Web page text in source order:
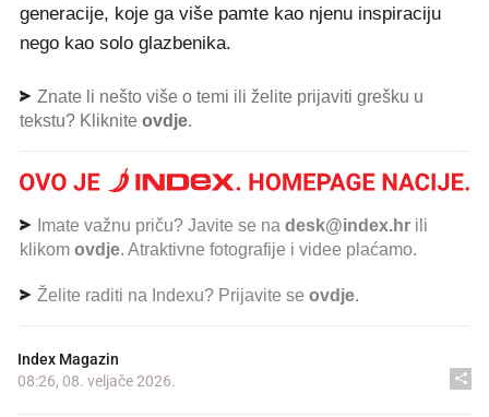
generacije, koje ga više pamte kao njenu inspiraciju
nego kao solo glazbenika.
Znate li nešto više o temi ili želite prijaviti grešku u
tekstu? Kliknite ovdje.
Imate važnu priču? Javite se na desk@index.hr ili
klikom ovdje. Atraktivne fotografije i videe plaćamo.
Želite raditi na Indexu? Prijavite se ovdje.
Index Magazin
08:26, 08. veljače 2026.